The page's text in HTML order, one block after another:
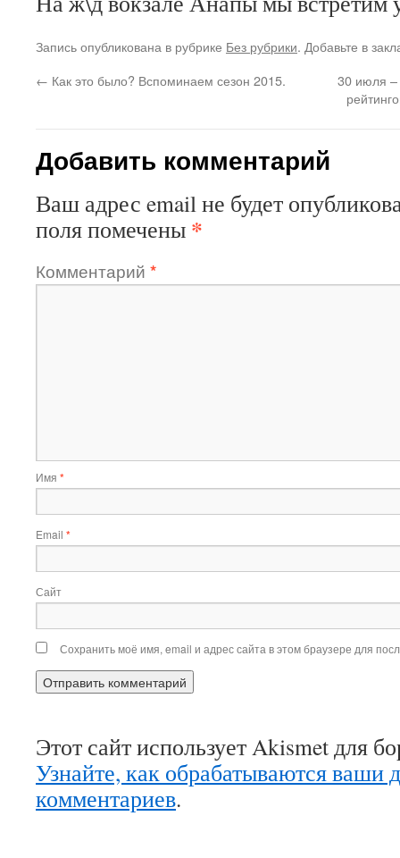
Запись опубликована в рубрике Без рубрики. Добавьте в
← Как это было? Вспоминаем сезон 2015.
30 июля –
Добавить комментарий
Ваш адрес email не будет
поля помечены *
Комментарий *
Имя *
Email *
Сайт
Сохранить моё имя, email и адрес сайта в этом браузере для
Этот сайт использует Akismet для
Узнайте, как обрабатываются ваши
комментариев.